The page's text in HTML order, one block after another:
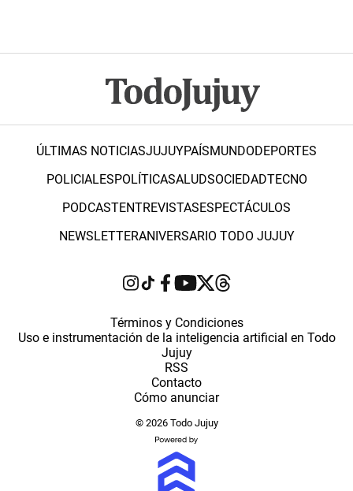
ÚLTIMAS NOTICIASJUJUYPAÍSMUNDODEPORTES
POLICIALESPOLÍTICASALUDSOCIEDADTECNO
PODCASTENTREVISTASESPECTÁCULOS
NEWSLETTERANIVERSARIO TODO JUJUY
Términos y Condiciones
Uso e instrumentación de la inteligencia artificial en Todo
Jujuy
RSS
Contacto
Cómo anunciar
© 2026 Todo Jujuy